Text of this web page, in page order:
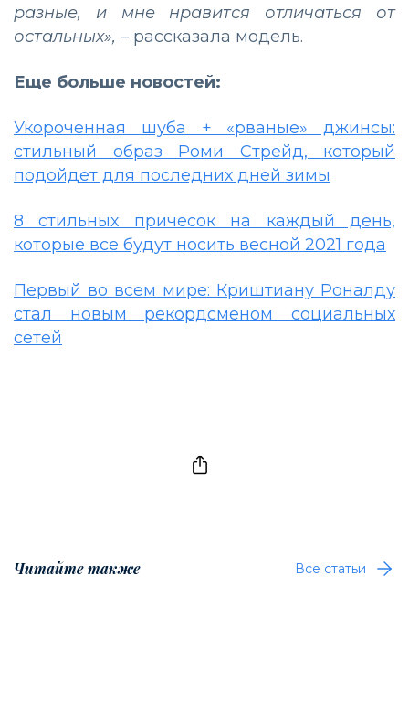
разные, и мне нравится отличаться от
остальных», – рассказала модель.
Еще больше новостей:
Укороченная шуба + «рваные» джинсы:
стильный образ Роми Стрейд, который
подойдет для последних дней зимы
8 стильных причесок на каждый день,
которые все будут носить весной 2021 года
Первый во всем мире: Криштиану Роналду
стал новым рекордсменом социальных
сетей
Читайте также Все статьи